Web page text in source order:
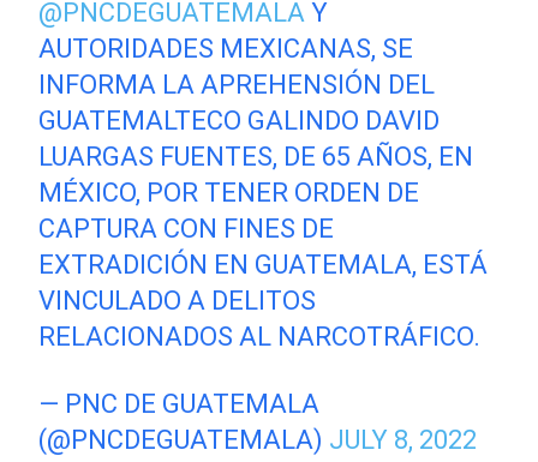
@PNCDEGUATEMALA Y
AUTORIDADES MEXICANAS, SE
INFORMA LA APREHENSIÓN DEL
GUATEMALTECO GALINDO DAVID
LUARGAS FUENTES, DE 65 AÑOS, EN
MÉXICO, POR TENER ORDEN DE
CAPTURA CON FINES DE
EXTRADICIÓN EN GUATEMALA, ESTÁ
VINCULADO A DELITOS
RELACIONADOS AL NARCOTRÁFICO.
— PNC DE GUATEMALA
(@PNCDEGUATEMALA) JULY 8, 2022